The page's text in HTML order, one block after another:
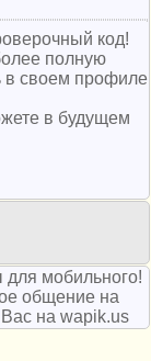
код!
полную
в своем профиле
в будущем
мобильного!
общение на
на wapik.us